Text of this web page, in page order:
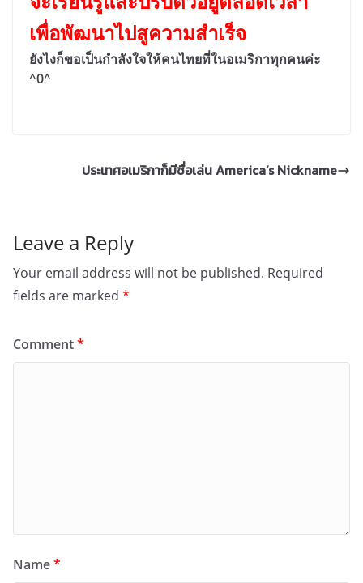
เพื่อพัฒนาไปสูความสำเร็จ
ยังไงก็ขอเป็นกำลังใจให้คนไทยที่ในอเมริกาทุกคนค่ะ
^0^
ประเทศอเมริกาก็มีชื่อเล่น America’s Nickname
Leave a Reply
Your email address will not be published. Required
fields are marked *
Comment*
Name*